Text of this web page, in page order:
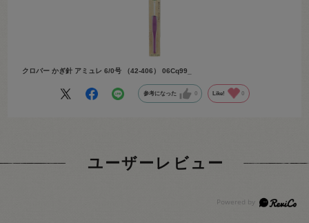
クロバー かぎ針 アミュレ 6/0号 （42-406） 06Cq99_
参考になった 0 Like! 0
ユーザーレビュー